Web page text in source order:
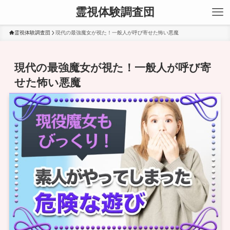
霊視体験調査団
霊視体験調査団 現代の最強魔女が視た！一般人が呼び寄せた怖い悪魔
現代の最強魔女が視た！一般人が呼び寄
せた怖い悪魔